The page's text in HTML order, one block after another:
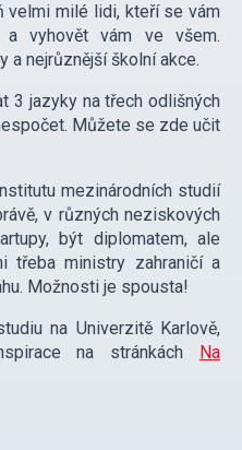
velmi milé lidi, kteří se vám
vyhovět vám ve všem.
a nejrůznější školní akce.
3 jazyky na třech odlišných
Můžete se zde učit
mezinárodních studií
v různých neziskových
být diplomatem, ale
třeba ministry zahraničí a
Možnosti je spousta!
na Univerzitě Karlově,
na stránkách Na